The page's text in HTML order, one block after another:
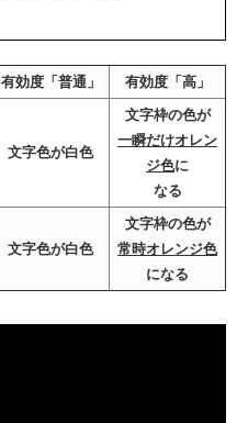
有効度「普通」 有効度「高」
文字色が白色
文字枠の色が
一瞬だけオレン
ジ色に
なる
文字色が白色
文字枠の色が
常時オレンジ色
になる